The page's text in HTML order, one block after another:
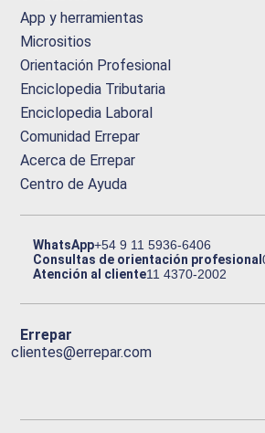
App y herramientas
Micrositios
Orientación Profesional
Enciclopedia Tributaria
Enciclopedia Laboral
Comunidad Errepar
Acerca de Errepar
Centro de Ayuda
WhatsApp+54 9 11 5936-6406
Consultas de orientación profesional
Atención al cliente11 4370-2002
Errepar
clientes@errepar.com